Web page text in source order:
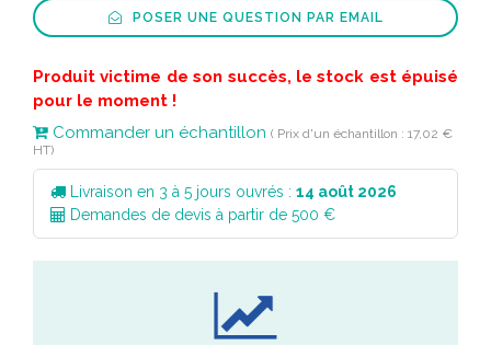
POSER UNE QUESTION PAR EMAIL
Produit victime de son succès, le stock est épuisé
pour le moment !
Commander un échantillon ( Prix d'un échantillon : 17,02 €
HT)
Livraison en 3 à 5 jours ouvrés : 14 août 2026
Demandes de devis à partir de 500 €